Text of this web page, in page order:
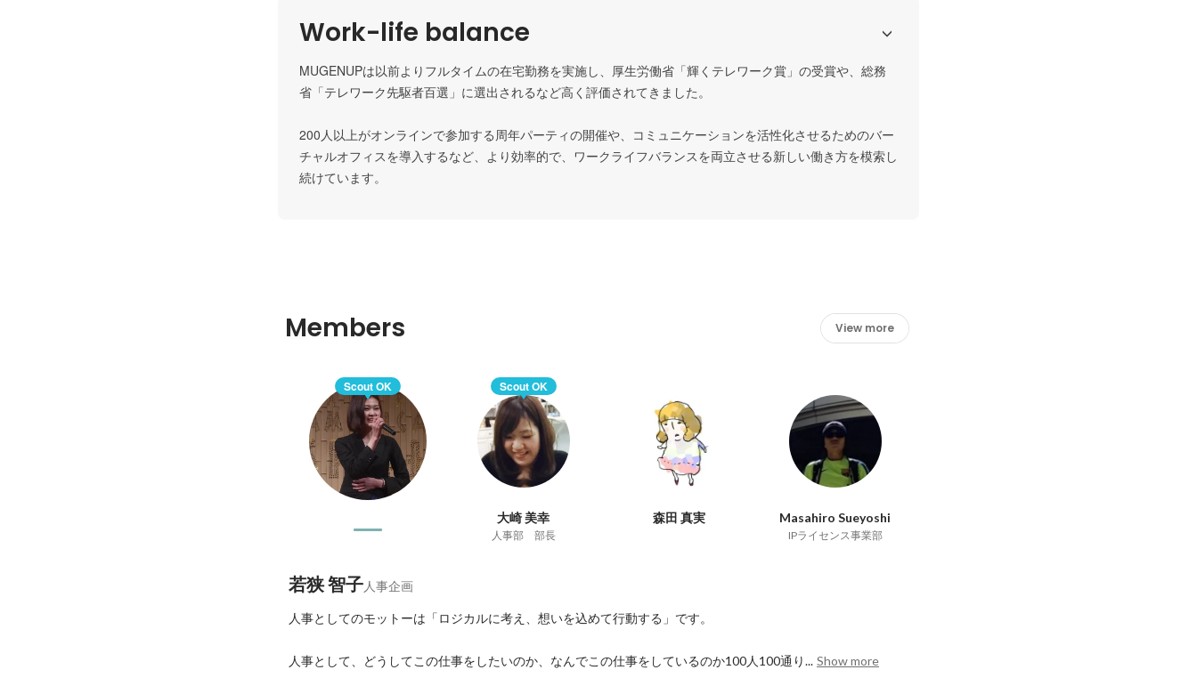
Work-life balance
MUGENUPは以前よりフルタイムの在宅勤務を実施し、厚生労働省「輝くテレワーク賞」の受賞や、総務
省「テレワーク先駆者百選」に選出されるなど高く評価されてきました。
200人以上がオンラインで参加する周年パーティの開催や、コミュニケーションを活性化させるためのバー
チャルオフィスを導入するなど、より効率的で、ワークライフバランスを両立させる新しい働き方を模索し
続けています。
Members View more
Scout OK Scout OK
大崎 美幸
人事部 部長
森田 真実 Masahiro Sueyoshi
IPライセンス事業部
若狭 智子人事企画
人事としてのモットーは「ロジカルに考え、想いを込めて行動する」です。
人事として、どうしてこの仕事をしたいのか、なんでこの仕事をしているのか100人100通り... Show more